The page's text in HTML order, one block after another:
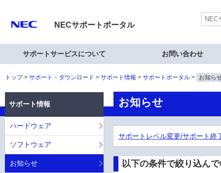
NECサポートポータル
サポートサービスについて お問い合わせ
トップ サポート・ダウンロード サポート情報 サポートポータル お知ら
お知らせ
サポートレベル変更/サポート終
以下の条件で絞り込ん
サポート情報
ハードウェア
ソフトウェア
お知らせ